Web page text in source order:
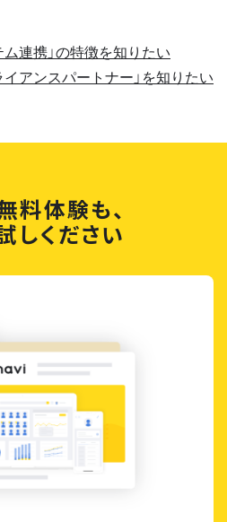
連携」の特徴を知りたい
アンスパートナー」を知りたい
料体験も、
しください